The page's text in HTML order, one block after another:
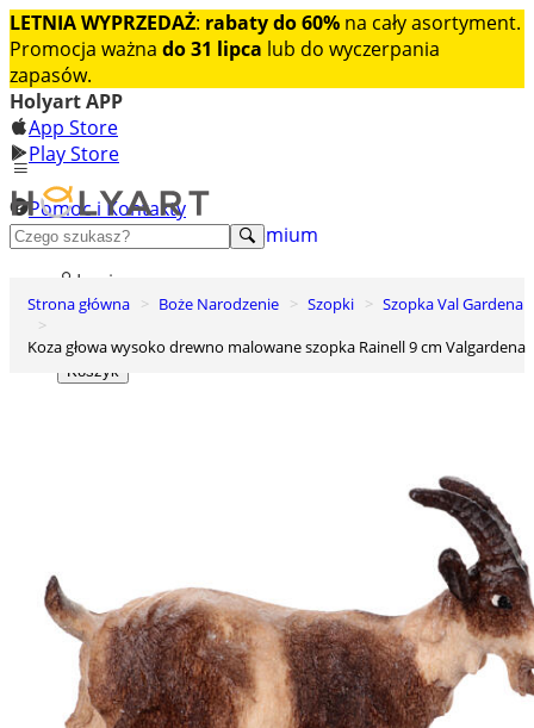
LETNIA WYPRZEDAŻ: rabaty do 60% na cały asortyment.
Promocja ważna do 31 lipca lub do wyczerpania
zapasów.
Holyart APP
App Store
Play Store
Pomoc i Kontakty
+48 222 922 860
Odkryj premium
Login
Lista życzeń
0
Koszyk
Strona główna Boże Narodzenie Szopki
Szopka Val Gardena
Koza głowa wysoko drewno malowane szopka Rainell 9 cm Valgardena